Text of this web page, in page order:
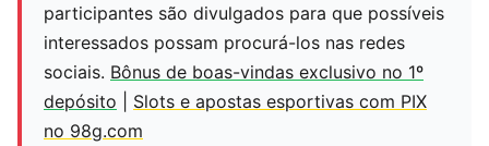
participantes são divulgados para que possíveis
interessados possam procurá-los nas redes
sociais. Bônus de boas-vindas exclusivo no 1º
depósito
Slots e apostas esportivas com PIX
no 98g.com